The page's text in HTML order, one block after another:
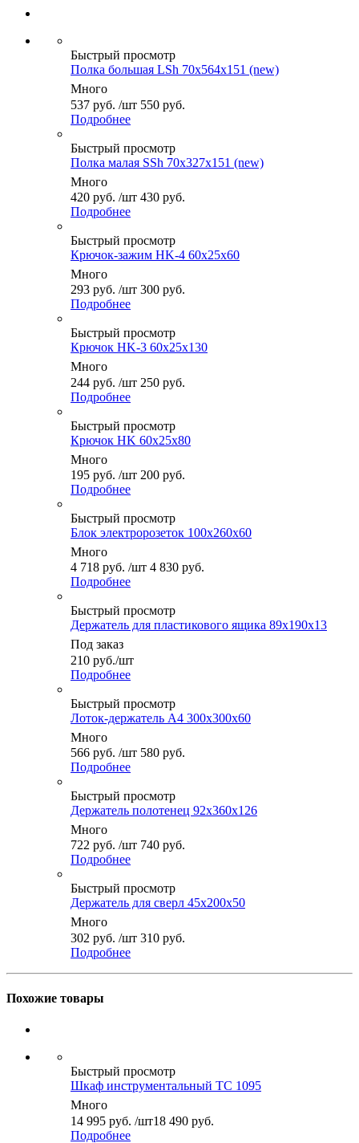
Быстрый просмотр
Полка большая LSh 70x564x151 (new)
Много
537 руб. /шт 550 руб.
Подробнее
Быстрый просмотр
Полка малая SSh 70x327x151 (new)
Много
420 руб. /шт 430 руб.
Подробнее
Быстрый просмотр
Крючок-зажим HK-4 60x25x60
Много
293 руб. /шт 300 руб.
Подробнее
Быстрый просмотр
Крючок HK-3 60x25x130
Много
244 руб. /шт 250 руб.
Подробнее
Быстрый просмотр
Крючок HK 60x25x80
Много
195 руб. /шт 200 руб.
Подробнее
Быстрый просмотр
Блок электророзеток 100x260x60
Много
4 718 руб. /шт 4 830 руб.
Подробнее
Быстрый просмотр
Держатель для пластикового ящика 89x190x13
Под заказ
210 руб./шт
Подробнее
Быстрый просмотр
Лоток-держатель А4 300x300x60
Много
566 руб. /шт 580 руб.
Подробнее
Быстрый просмотр
Держатель полотенец 92x360x126
Много
722 руб. /шт 740 руб.
Подробнее
Быстрый просмотр
Держатель для сверл 45x200x50
Много
302 руб. /шт 310 руб.
Подробнее
Похожие товары
Быстрый просмотр
Шкаф инструментальный ТС 1095
Много
14 995 руб. /шт18 490 руб.
Подробнее